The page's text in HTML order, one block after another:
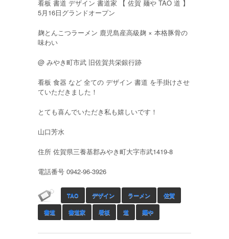
看板 書道 デザイン 書道家 【 佐賀 麺や TAO 道 】
5月16日グランドオープン
麹とんこつラーメン 鹿児島産高級麹 × 本格豚骨の
味わい
@ みやき町市武 旧佐賀共栄銀行跡
看板 食器 など 全ての デザイン 書道 を手掛けさせ
ていただきました！
とても喜んでいただき私も嬉しいです！
山口芳水
住所 佐賀県三養基郡みやき町大字市武1419-8
電話番号 0942-96-3926
TAO デザイン ラーメン 佐賀
書道 書道家 看板 道 麺や